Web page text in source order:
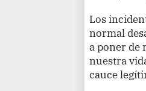
Los
normal
a poner de
nuestra
cauce